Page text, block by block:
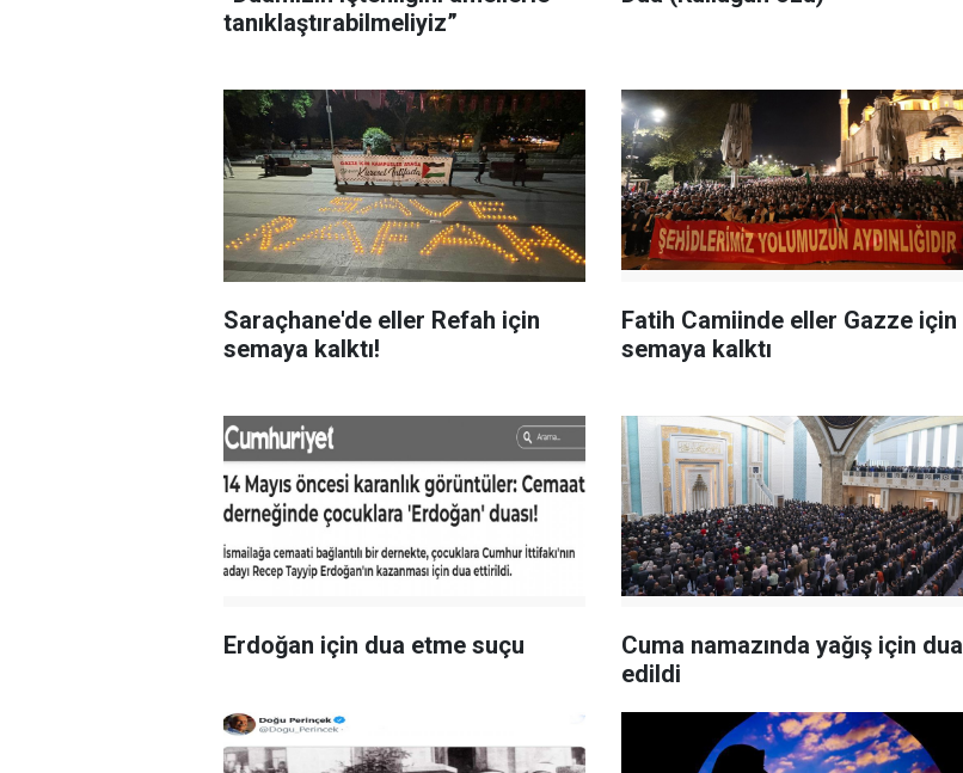
tanıklaştırabilmeliyiz”
Saraçhane'de eller Refah için
semaya kalktı!
Fatih Camiinde eller Gazze için
semaya kalktı
Erdoğan için dua etme suçu
Cuma namazında yağış için dua
edildi